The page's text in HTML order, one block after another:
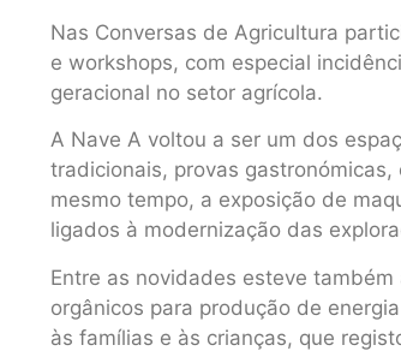
Nas Conversas de Agricultura
e workshops, com especial
geracional no setor agrícola.
A Nave A voltou a ser um dos
tradicionais, provas
mesmo tempo, a exposição de
ligados à modernização das
Entre as novidades esteve
orgânicos para produção de
às famílias e às crianças, que